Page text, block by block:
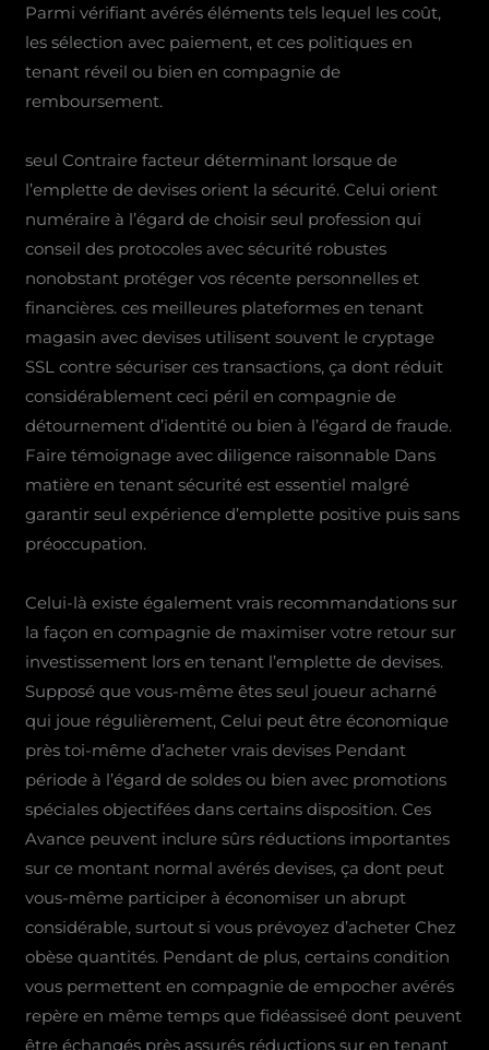
Parmi vérifiant avérés éléments tels lequel les coût,
les sélection avec paiement, et ces politiques en
tenant réveil ou bien en compagnie de
remboursement.
seul Contraire facteur déterminant lorsque de
l’emplette de devises orient la sécurité. Celui orient
numéraire à l’égard de choisir seul profession qui
conseil des protocoles avec sécurité robustes
nonobstant protéger vos récente personnelles et
financières. ces meilleures plateformes en tenant
magasin avec devises utilisent souvent le cryptage
SSL contre sécuriser ces transactions, ça dont réduit
considérablement ceci péril en compagnie de
détournement d’identité ou bien à l’égard de fraude.
Faire témoignage avec diligence raisonnable Dans
matière en tenant sécurité est essentiel malgré
garantir seul expérience d’emplette positive puis sans
préoccupation.
Celui-là existe également vrais recommandations sur
la façon en compagnie de maximiser votre retour sur
investissement lors en tenant l’emplette de devises.
Supposé que vous-même êtes seul joueur acharné
qui joue régulièrement, Celui peut être économique
près toi-même d’acheter vrais devises Pendant
période à l’égard de soldes ou bien avec promotions
spéciales objectifées dans certains disposition. Ces
Avance peuvent inclure sûrs réductions importantes
sur ce montant normal avérés devises, ça dont peut
vous-même participer à économiser un abrupt
considérable, surtout si vous prévoyez d’acheter Chez
obèse quantités. Pendant de plus, certains condition
vous permettent en compagnie de empocher avérés
repère en même temps que fidéassiseé dont peuvent
être échangés près assurés réductions sur en tenant